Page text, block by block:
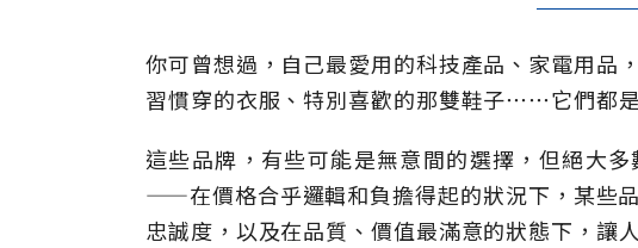
你可曾想過，自己最愛用的科技產品、家電用品
習慣穿的衣服、特別喜歡的那雙鞋子⋯⋯它們都
這些品牌，有些可能是無意間的選擇，但絕大
——在價格合乎邏輯和負擔得起的狀況下，某些
忠誠度，以及在品質、價值最滿意的狀態下，讓